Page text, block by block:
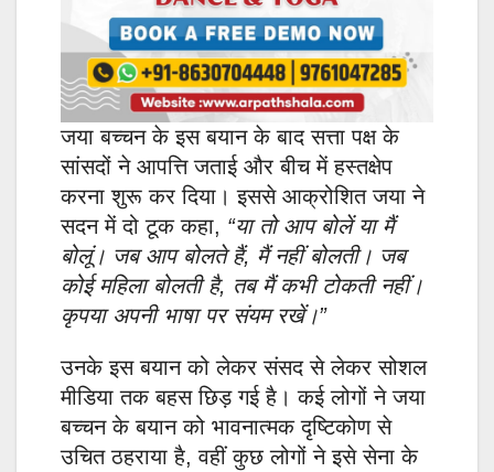
जया बच्चन के इस बयान के बाद सत्ता पक्ष के
सांसदों ने आपत्ति जताई और बीच में हस्तक्षेप
करना शुरू कर दिया। इससे आक्रोशित जया ने
सदन में दो टूक कहा, “या तो आप बोलें या मैं
बोलूं। जब आप बोलते हैं, मैं नहीं बोलती। जब
कोई महिला बोलती है, तब मैं कभी टोकती नहीं।
कृपया अपनी भाषा पर संयम रखें।”
उनके इस बयान को लेकर संसद से लेकर सोशल
मीडिया तक बहस छिड़ गई है। कई लोगों ने जया
बच्चन के बयान को भावनात्मक दृष्टिकोण से
उचित ठहराया है, वहीं कुछ लोगों ने इसे सेना के